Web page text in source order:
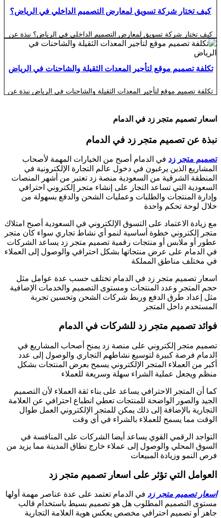
مهمة للمصانع والموردين والمستوردين والمعارض الراغبة في توسيع نشاطها
والوصول إلى المقاولين وشركات الإنشاء وأصحاب المنازل والمشروعات
كيف تختار شركة تسويق لمعارض التصميم الداخلي في الرياض؟
كيف تختار شركة تسويق لمعارض التصميم الداخلي في الرياض؟ نبذة عن
كيف تختار شركة تسويق لمعارض التصميم الداخلي في الرياض؟ اختيار
شركة تسويق لمعارض التصميم الداخلي في الرياض ليس قرارًا بسيطًا
يعتمد على جمال التصميمات أو عدد المتابعين الذي تعدك الشركة بتحقيقه،
لأن التسويق في قطاع الديكور والتصميم الداخلي يحتاج إلى فهم عميق
لسلوك العميل […]
تكلفة تصميم موقع لتأجير المعدات الثقيلة والشاحنات في الرياض
تكلفة تصميم موقع لتأجير المعدات الثقيلة والشاحنات في الرياض نبذة عن
كبيرة حسب الهدف من الموقع وطبيعة الأسطول والخصائص المطلوبة
وطريقة استقبال طلبات العملاء. فهناك فرق واضح بين موقع تعريفي يعرض
اسعار تصميم متجر زد في الدمام
نبذة عن تصميم متجر زد في الدمام
تصميم متجر زد في الدمام أصبح من الخيارات المهمة لأصحاب
المشاريع الذين يرغبون في دخول عالم التجارة الإلكترونية في
المنطقة الشرقية من السعودية منصة زد تعتبر من أشهر المنصات
السعودية التي تساعد التجار على إنشاء متجر إلكتروني احترافي
وإدارة المنتجات والطلبات وعمليات الشحن والدفع بسهولة من
خلال لوحة تحكم واحدة
مع زيادة الاعتماد على التسوق الإلكتروني في السعودية أصبح امتلاك
متجر إلكتروني خطوة أساسية لنمو أي نشاط تجاري سواء كان متجر
عطور أو ملابس أو منتجات رقمية تصميم متجر زد يساعد الشركات
في الدمام على عرض منتجاتها بشكل احترافي والوصول إلى العملاء
في مختلف مناطق المملكة
اسعار تصميم متجر زد في الدمام تختلف حسب عدة عوامل مثل
حجم المتجر وعدد المنتجات ومستوى التصميم والخدمات الإضافية
مثل إعداد طرق الدفع وربط شركات الشحن وتحسين تجربة
المستخدم داخل المتجر
فوائد تصميم متجر زد للشركات في الدمام
تصميم متجر إلكتروني على منصة زد يمنح أصحاب المشاريع في
الدمام فرصة كبيرة لتوسيع نشاطهم التجاري والوصول إلى عدد
أكبر من العملاء المتجر الإلكتروني يسمح بعرض المنتجات بشكل
منظم ويجعل عملية الشراء سهلة وسريعة للعملاء
كما أن المتجر الاحترافي يساعد على بناء ثقة العملاء لأن التصميم
الجيد والصور الواضحة للمنتجات تعطي انطباع احترافي عن العلامة
التجارية بالإضافة إلى ذلك يمكن للمتجر الإلكتروني العمل طوال
الوقت مما يسمح للعملاء بالشراء في أي وقت
التواجد الرقمي القوي يساعد أيضا الشركات على المنافسة في
السوق المحلي والوصول إلى عملاء خارج نطاق المدينة مما يزيد من
فرص النمو وزيادة المبيعات
العوامل التي تؤثر على اسعار تصميم متجر زد
اسعار تصميم متجر زد في الدمام تعتمد على عدة عناصر مهمة أولها
مستوى التصميم المطلوب هل هو تصميم بسيط باستخدام قالب
جاهز أو تصميم احترافي مخصص يعكس هوية العلامة التجارية